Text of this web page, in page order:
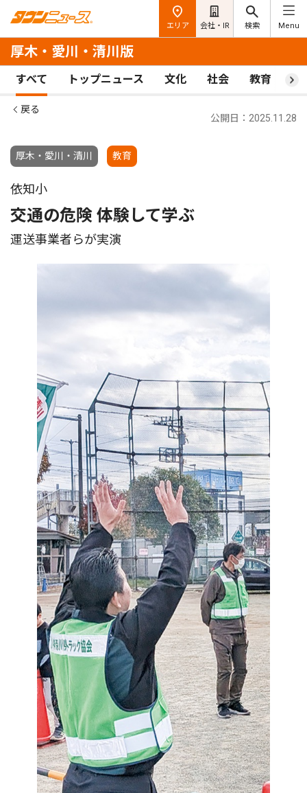
エリア 会社・IR 検索 Menu
厚木・愛川・清川版
すべて トップニュース 文化 社会 教育 ス
戻る
厚木・愛川・清川 教育
公開日：2025.11.28
依知小
交通の危険 体験して学ぶ
運送事業者らが実演